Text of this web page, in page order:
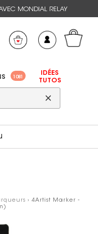
MONDIAL RELAY
1081
IDÉES
TUTOS
› 4Artist Marker -